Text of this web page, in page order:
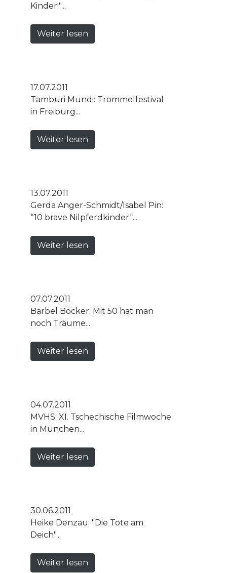
Kinder!"...
Weiter lesen
17.07.2011
Tamburi Mundi: Trommelfestival
in Freiburg...
Weiter lesen
13.07.2011
Gerda Anger-Schmidt/Isabel Pin:
“10 brave Nilpferdkinder“...
Weiter lesen
07.07.2011
Bärbel Böcker: Mit 50 hat man
noch Träume...
Weiter lesen
04.07.2011
MVHS: XI. Tschechische Filmwoche
in München...
Weiter lesen
30.06.2011
Heike Denzau: "Die Tote am
Deich"...
Weiter lesen